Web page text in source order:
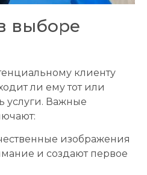
выборе
клиенту
ли ему тот или
услуги. Важные
изображения
и создают первое